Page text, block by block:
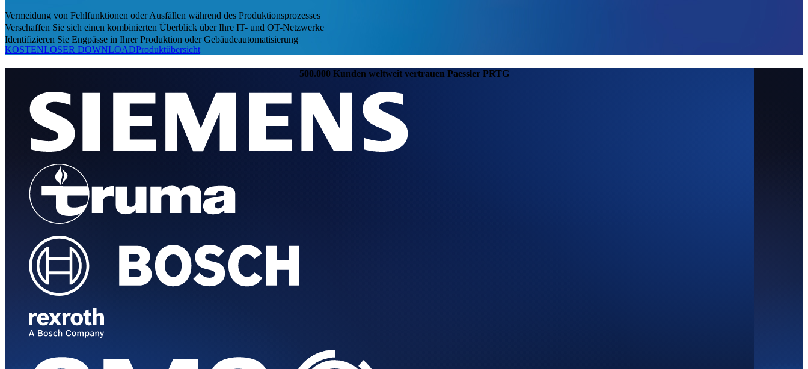
Vermeidung von Fehlfunktionen oder Ausfällen während des Produktionsprozesses
Verschaffen Sie sich einen kombinierten Überblick über Ihre IT- und OT-Netzwerke
Identifizieren Sie Engpässe in Ihrer Produktion oder Gebäudeautomatisierung
KOSTENLOSER DOWNLOADProduktübersicht
500.000 Kunden weltweit vertrauen Paessler PRTG